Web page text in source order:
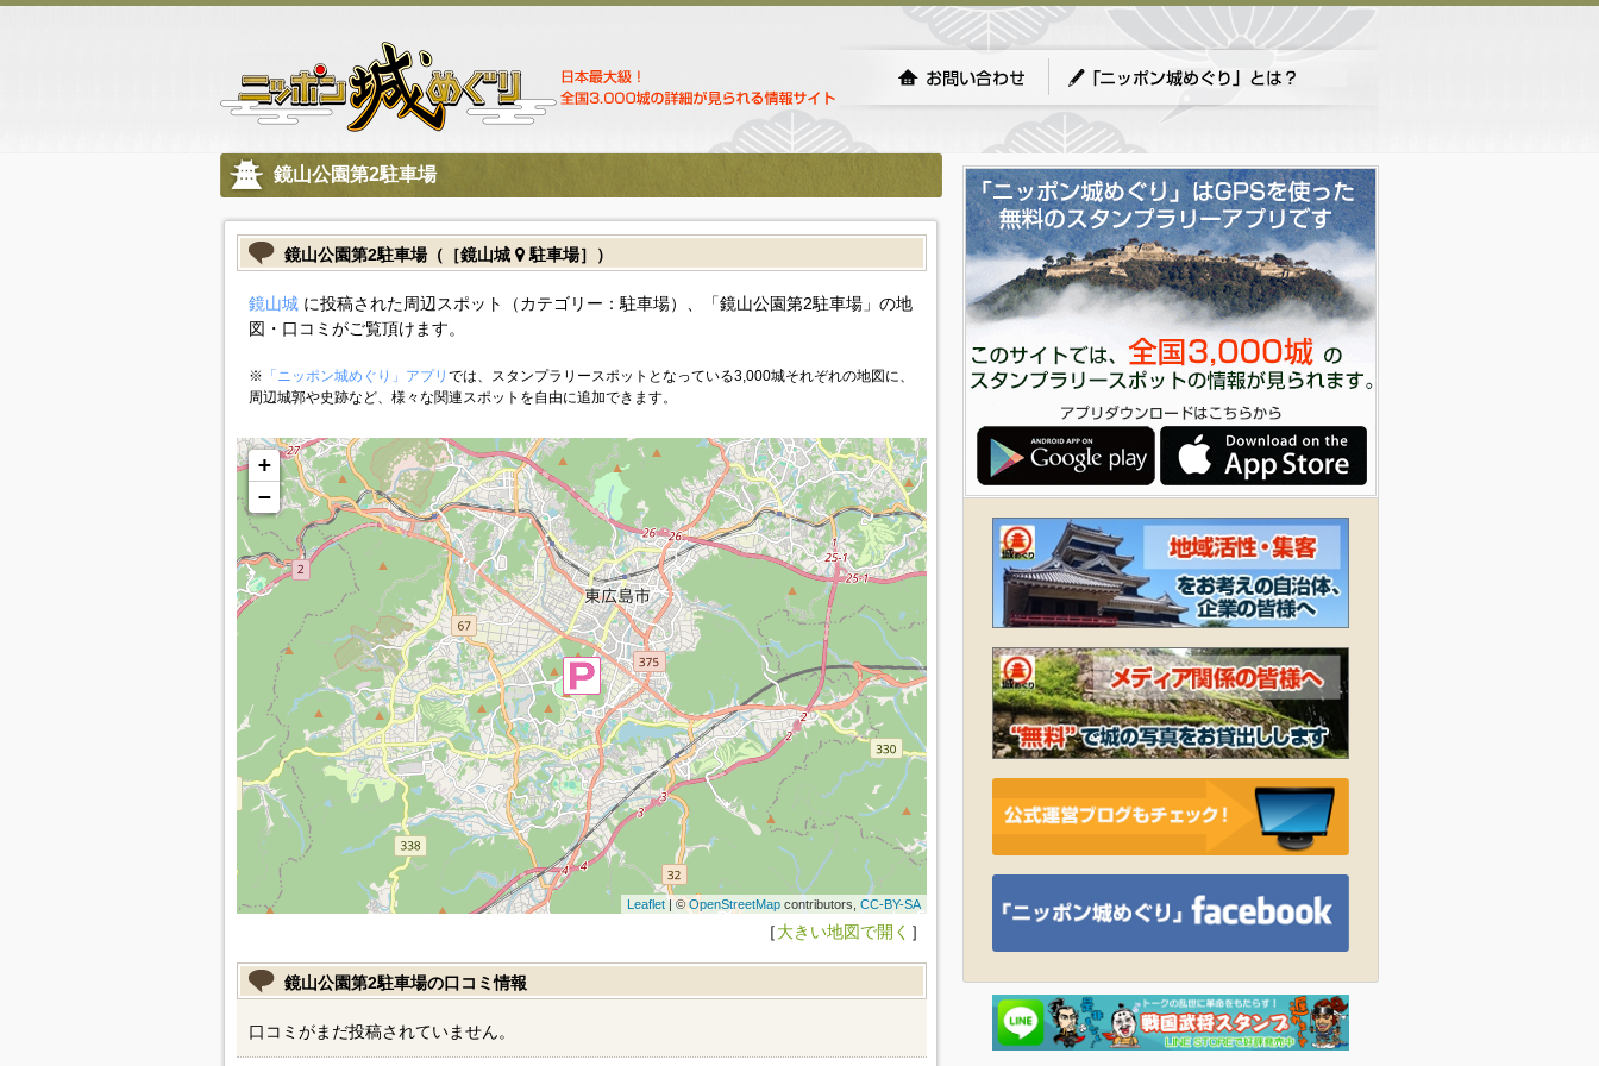
鏡山公園第2駐車場
鏡山公園第2駐車場（［鏡山城 駐車場］）
鏡山城に投稿された周辺スポット（カテゴリー：駐車場）、「鏡山公園第2駐車場」の地
図・口コミがご覧頂けます。
※ 「ニッポン城めぐり」アプリ では、スタンプラリースポットとなっている3,000城それぞれの地図に、
周辺城郭や史跡など、様々な関連スポットを自由に追加できます。
+
−
Leaflet| © OpenStreetMapcontributors, CC-BY-SA
［大きい地図で開く ］
鏡山公園第2駐車場の口コミ情報
口コミがまだ投稿されていません。